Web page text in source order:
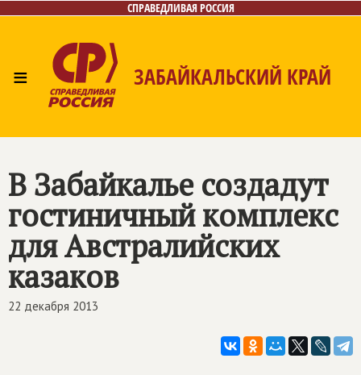
СПРАВЕДЛИВАЯ РОССИЯ
≡ ЗАБАЙКАЛЬСКИЙ КРАЙ
В Забайкалье создадут
гостиничный комплекс
для Австралийских
казаков
22 декабря 2013